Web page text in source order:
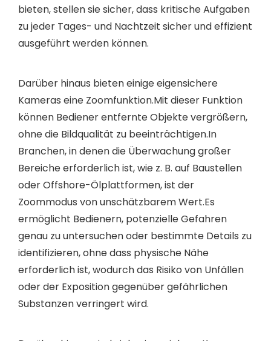
bieten, stellen sie sicher, dass kritische Aufgaben
zu jeder Tages- und Nachtzeit sicher und effizient
ausgeführt werden können.
Darüber hinaus bieten einige eigensichere
Kameras eine Zoomfunktion.Mit dieser Funktion
können Bediener entfernte Objekte vergrößern,
ohne die Bildqualität zu beeinträchtigen.In
Branchen, in denen die Überwachung großer
Bereiche erforderlich ist, wie z. B. auf Baustellen
oder Offshore-Ölplattformen, ist der
Zoommodus von unschätzbarem Wert.Es
ermöglicht Bedienern, potenzielle Gefahren
genau zu untersuchen oder bestimmte Details zu
identifizieren, ohne dass physische Nähe
erforderlich ist, wodurch das Risiko von Unfällen
oder der Exposition gegenüber gefährlichen
Substanzen verringert wird.